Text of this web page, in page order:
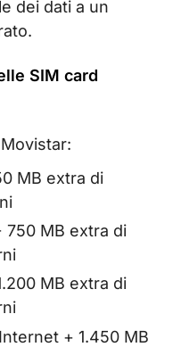
dei dati a un
SIM card
MB extra di
750 MB extra di
MB extra di
+ 1.450 MB